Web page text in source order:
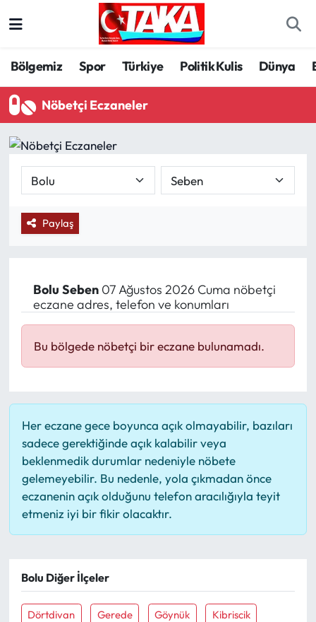
Bölgemiz Spor Türkiye Politik Kulis Dünya
Nöbetçi Eczaneler
Paylaş
Bolu Seben07 Ağustos 2026 Cuma nöbetçi
eczane adres, telefon ve konumları
Bu bölgede nöbetçi bir eczane bulunamadı.
Her eczane gece boyunca açık olmayabilir, bazıları
sadece gerektiğinde açık kalabilir veya
beklenmedik durumlar nedeniyle nöbete
gelemeyebilir. Bu nedenle, yola çıkmadan önce
eczanenin açık olduğunu telefon aracılığıyla teyit
etmeniz iyi bir fikir olacaktır.
Bolu Diğer İlçeler
Dörtdivan Gerede Göynük Kibriscik
Spor
Türkiye
Politika
Politik Kulis
Magazin
Mektup Galeri
Köşe Yazıları
Karikatür Galeri
BIK
Spor Yazıları
Trabzon Hava Durumu
Trabzon Trafik Yoğunluk Haritası
Tüm Manşetler
Son Dakika Haberleri